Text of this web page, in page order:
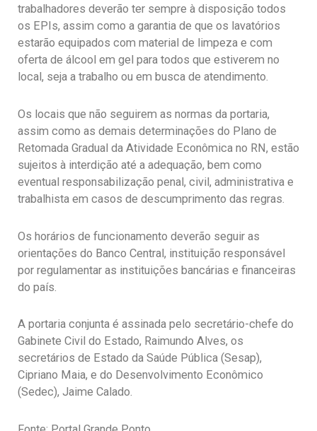
trabalhadores deverão ter sempre à disposição todos
os EPIs, assim como a garantia de que os lavatórios
estarão equipados com material de limpeza e com
oferta de álcool em gel para todos que estiverem no
local, seja a trabalho ou em busca de atendimento.
Os locais que não seguirem as normas da portaria,
assim como as demais determinações do Plano de
Retomada Gradual da Atividade Econômica no RN, estão
sujeitos à interdição até a adequação, bem como
eventual responsabilização penal, civil, administrativa e
trabalhista em casos de descumprimento das regras.
Os horários de funcionamento deverão seguir as
orientações do Banco Central, instituição responsável
por regulamentar as instituições bancárias e financeiras
do país.
A portaria conjunta é assinada pelo secretário-chefe do
Gabinete Civil do Estado, Raimundo Alves, os
secretários de Estado da Saúde Pública (Sesap),
Cipriano Maia, e do Desenvolvimento Econômico
(Sedec), Jaime Calado.